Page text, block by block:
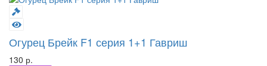
Огурец Брейк F1 серия 1+1 Гавриш
130 р.